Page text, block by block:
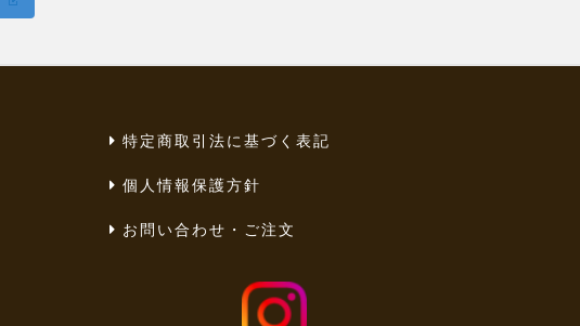
特定商取引法に基づく表記
個人情報保護方針
お問い合わせ・ご注文